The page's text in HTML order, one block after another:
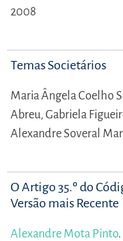
2008
Temas Societários
Maria Ângela Coelho
Abreu, Gabriela
Alexandre Soveral
O Artigo 35.º do
Versão mais Recente
Alexandre Mota Pinto.